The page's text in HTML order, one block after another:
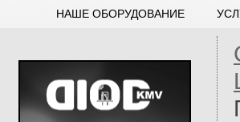
НАШЕ ОБОРУДОВАНИЕ